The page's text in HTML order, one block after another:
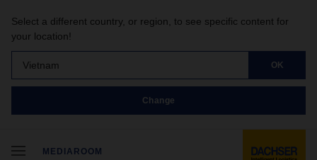
Select a different country, or region, to see specific content for
your location!
Vietnam OK
Change
MEDIAROOM